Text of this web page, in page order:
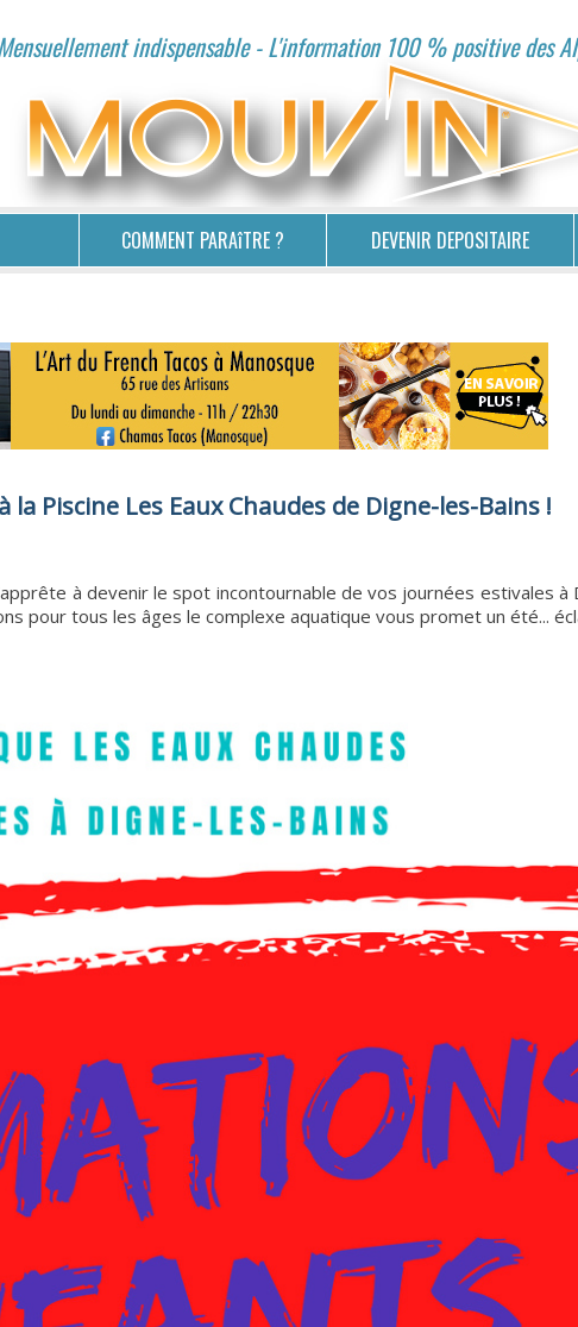
indispensable - L'information 100 % positive des
COMMENT PARAîTRE ? DEVENIR DEPOSITAIRE
Piscine Les Eaux Chaudes de Digne-les-Bains !
à devenir le spot incontournable de vos journées estivales à
pour tous les âges le complexe aquatique vous promet un été...